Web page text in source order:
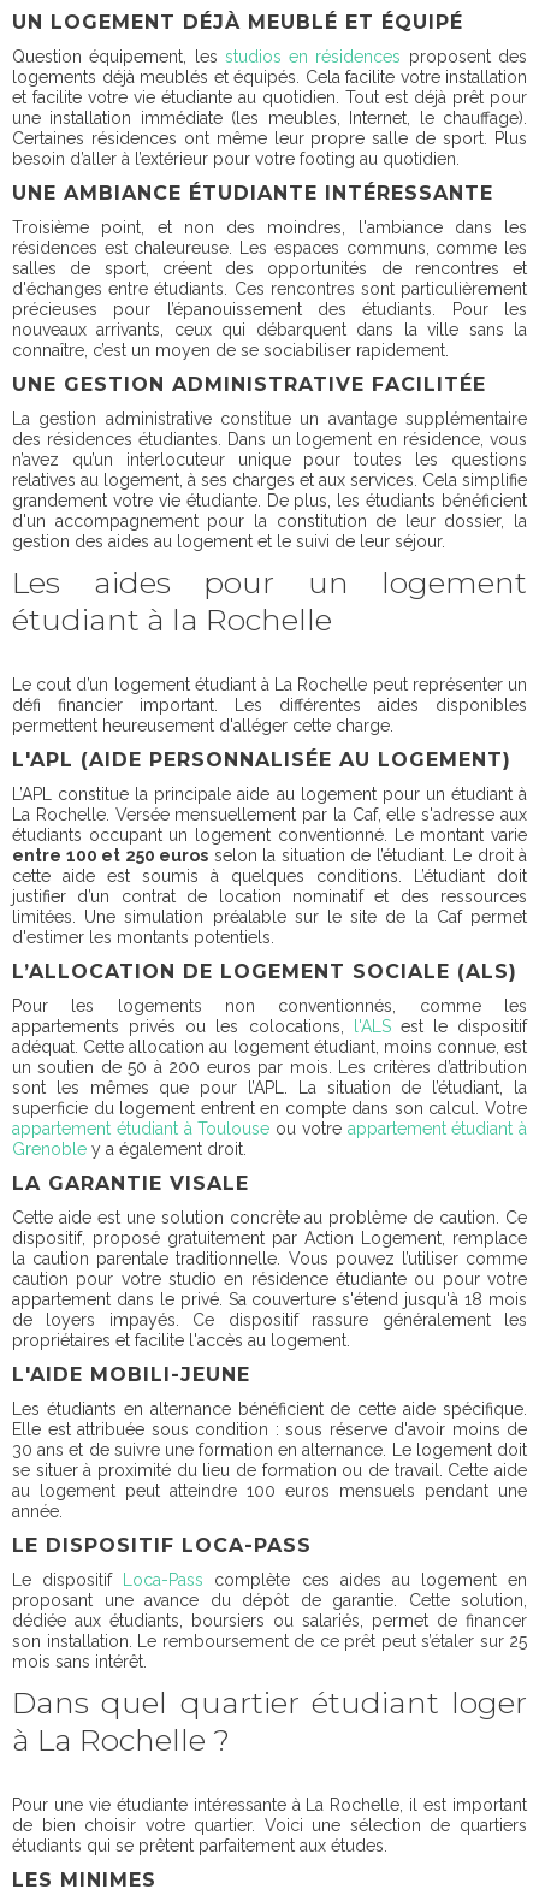
UN LOGEMENT DÉJÀ MEUBLÉ ET ÉQUIPÉ
Question équipement, les studios en résidences proposent des
logements déjà meublés et équipés. Cela facilite votre installation
et facilite votre vie étudiante au quotidien. Tout est déjà prêt pour
une installation immédiate (les meubles, Internet, le chauffage).
Certaines résidences ont même leur propre salle de sport. Plus
besoin d’aller à l’extérieur pour votre footing au quotidien.
UNE AMBIANCE ÉTUDIANTE INTÉRESSANTE
Troisième point, et non des moindres, l'ambiance dans les
résidences est chaleureuse. Les espaces communs, comme les
salles de sport, créent des opportunités de rencontres et
d'échanges entre étudiants. Ces rencontres sont particulièrement
précieuses pour l’épanouissement des étudiants. Pour les
nouveaux arrivants, ceux qui débarquent dans la ville sans la
connaître, c’est un moyen de se sociabiliser rapidement.
UNE GESTION ADMINISTRATIVE FACILITÉE
La gestion administrative constitue un avantage supplémentaire
des résidences étudiantes. Dans un logement en résidence, vous
n’avez qu’un interlocuteur unique pour toutes les questions
relatives au logement, à ses charges et aux services. Cela simplifie
grandement votre vie étudiante. De plus, les étudiants bénéficient
d'un accompagnement pour la constitution de leur dossier, la
gestion des aides au logement et le suivi de leur séjour.
Les aides pour un logement
étudiant à la Rochelle
Le cout d’un logement étudiant à La Rochelle peut représenter un
défi financier important. Les différentes aides disponibles
permettent heureusement d'alléger cette charge.
L'APL (AIDE PERSONNALISÉE AU LOGEMENT)
L’APL constitue la principale aide au logement pour un étudiant à
La Rochelle. Versée mensuellement par la Caf, elle s'adresse aux
étudiants occupant un logement conventionné. Le montant varie
entre 100 et 250 euros selon la situation de l’étudiant. Le droit à
cette aide est soumis à quelques conditions. L’étudiant doit
justifier d’un contrat de location nominatif et des ressources
limitées. Une simulation préalable sur le site de la Caf permet
d'estimer les montants potentiels.
L’ALLOCATION DE LOGEMENT SOCIALE (ALS)
Pour les logements non conventionnés, comme les
appartements privés ou les colocations, l'ALSest le dispositif
adéquat. Cette allocation au logement étudiant, moins connue, est
un soutien de 50 à 200 euros par mois. Les critères d’attribution
sont les mêmes que pour l’APL. La situation de l’étudiant, la
superficie du logement entrent en compte dans son calcul. Votre
appartement étudiant à Toulouse ou votre appartement étudiant à
Grenoble y a également droit.
LA GARANTIE VISALE
Cette aide est une solution concrète au problème de caution. Ce
dispositif, proposé gratuitement par Action Logement, remplace
la caution parentale traditionnelle. Vous pouvez l’utiliser comme
caution pour votre studio en résidence étudiante ou pour votre
appartement dans le privé. Sa couverture s'étend jusqu'à18 mois
de loyers impayés. Ce dispositif rassure généralement les
propriétaires et facilite l'accès au logement.
L'AIDE MOBILI-JEUNE
Les étudiants en alternance bénéficient de cette aide spécifique.
Elle est attribuée sous condition : sous réserve d'avoir moins de
30 ans et de suivre une formation en alternance. Le logement doit
se situer à proximité du lieu de formation ou de travail. Cette aide
au logement peut atteindre 100 euros mensuels pendant une
année.
LE DISPOSITIF LOCA-PASS
Le dispositif Loca-Pass complète ces aides au logement en
proposant une avance du dépôt de garantie. Cette solution,
dédiée aux étudiants, boursiers ou salariés, permet de financer
son installation. Le remboursement de ce prêt peut s’étaler sur 25
mois sans intérêt.
Dans quel quartier étudiant loger
à La Rochelle ?
Pour une vie étudiante intéressante à La Rochelle, il est important
de bien choisir votre quartier. Voici une sélection de quartiers
étudiants qui se prêtent parfaitement aux études.
LES MINIMES